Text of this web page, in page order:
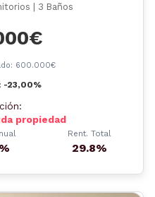
| 3 Baños
600.000€
-23,00%
propiedad
Rent. Total
29.8%